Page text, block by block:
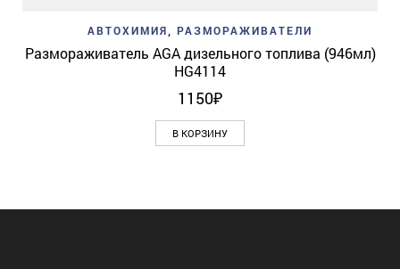
АВТОХИМИЯ РАЗМОРАЖИВАТЕЛИ
Размораживатель AGA дизельного топлива (946мл)
HG4114
1150₽
В КОРЗИНУ